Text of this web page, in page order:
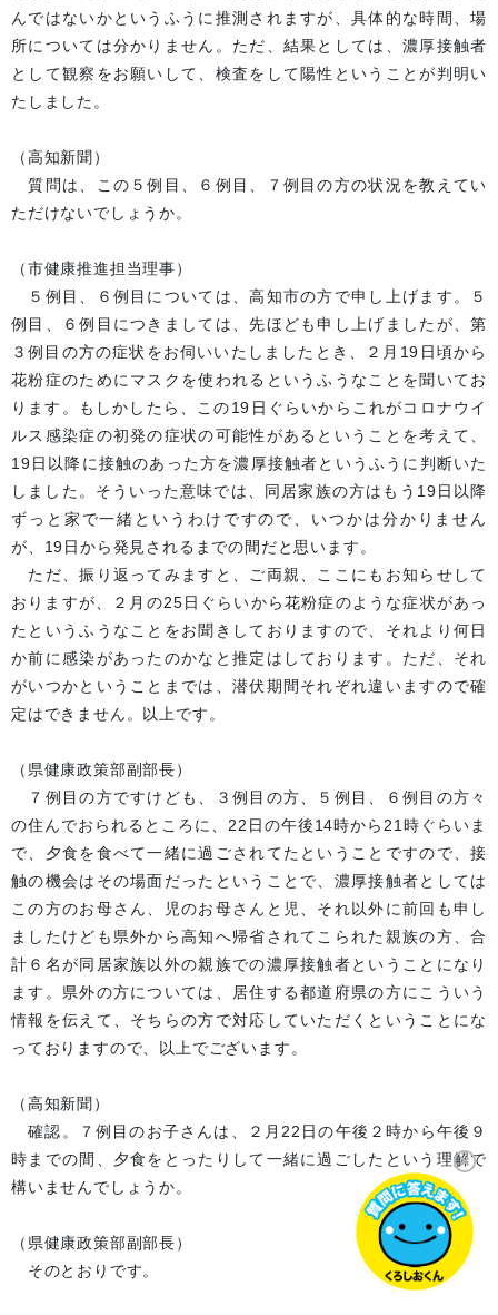
んではないかというふうに推測されますが、具体的な時間、場
所については分かりません。ただ、結果としては、濃厚接触者
として観察をお願いして、検査をして陽性ということが判明い
たしました。
（高知新聞）
質問は、この５例目、６例目、７例目の方の状況を教えてい
ただけないでしょうか。
（市健康推進担当理事）
５例目、６例目については、高知市の方で申し上げます。５
例目、６例目につきましては、先ほども申し上げましたが、第
３例目の方の症状をお伺いいたしましたとき、２月19日頃から
花粉症のためにマスクを使われるというふうなことを聞いてお
ります。もしかしたら、この19日ぐらいからこれがコロナウイ
ルス感染症の初発の症状の可能性があるということを考えて、
19日以降に接触のあった方を濃厚接触者というふうに判断いた
しました。そういった意味では、同居家族の方はもう19日以降
ずっと家で一緒というわけですので、いつかは分かりません
が、19日から発見されるまでの間だと思います。
ただ、振り返ってみますと、ご両親、ここにもお知らせして
おりますが、２月の25日ぐらいから花粉症のような症状があっ
たというふうなことをお聞きしておりますので、それより何日
か前に感染があったのかなと推定はしております。ただ、それ
がいつかということまでは、潜伏期間それぞれ違いますので確
定はできません。以上です。
（県健康政策部副部長）
７例目の方ですけども、３例目の方、５例目、６例目の方々
の住んでおられるところに、22日の午後14時から21時ぐらいま
で、夕食を食べて一緒に過ごされてたということですので、接
触の機会はその場面だったということで、濃厚接触者としては
この方のお母さん、児のお母さんと児、それ以外に前回も申し
ましたけども県外から高知へ帰省されてこられた親族の方、合
計６名が同居家族以外の親族での濃厚接触者ということになり
ます。県外の方については、居住する都道府県の方にこういう
情報を伝えて、そちらの方で対応していただくということにな
っておりますので、以上でございます。
（高知新聞）
確認。７例目のお子さんは、２月22日の午後２時から午後９
時までの間、夕食をとったりして一緒に過ごしたという理解で
構いませんでしょうか。
（県健康政策部副部長）
そのとおりです。